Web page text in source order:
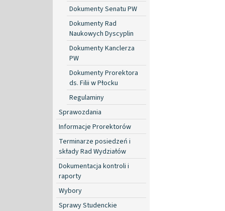
Dokumenty Senatu PW
Dokumenty Rad
Naukowych Dyscyplin
Dokumenty Kanclerza
PW
Dokumenty Prorektora
ds. Filii w Płocku
Regulaminy
Sprawozdania
Informacje Prorektorów
Terminarze posiedzeń i
składy Rad Wydziałów
Dokumentacja kontroli i
raporty
Wybory
Sprawy Studenckie